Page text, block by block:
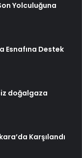
Yolculuğuna
Esnafına Destek
doğalgaza
Karşılandı